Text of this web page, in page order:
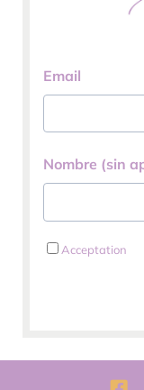
Email
Nombre (sin
Acceptation